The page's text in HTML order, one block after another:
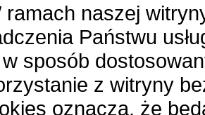
ramach naszej
Państwu
w sposób
z witryny
oznacza, że